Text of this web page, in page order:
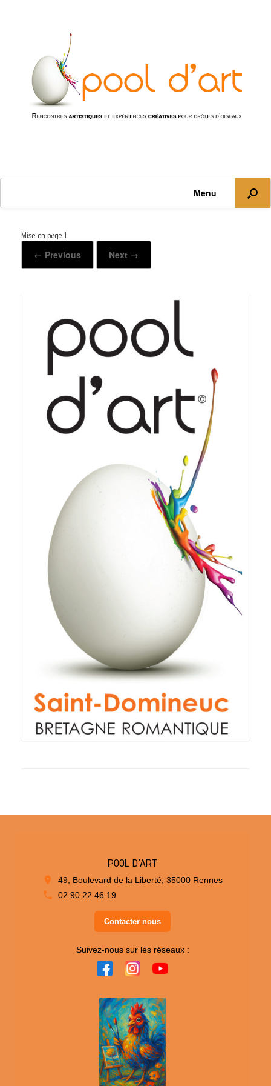
Menu
Mise en page 1
← Previous Next →
POOL D'ART
49, Boulevard de la Liberté, 35000 Rennes
02 90 22 46 19
Contacter nous
Suivez-nous sur les réseaux :